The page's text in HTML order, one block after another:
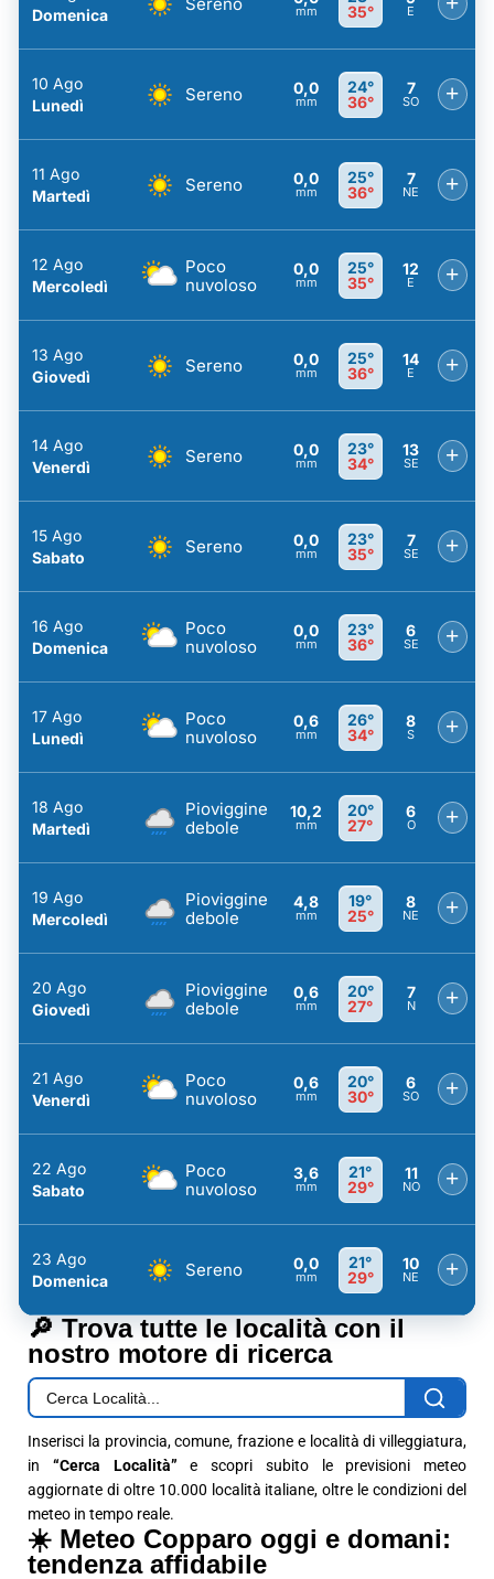
Domenica
Sereno mm
35°
E
10 Ago
Lunedì
Sereno 0,0
mm
24°
36°
7
SO +
11 Ago
Martedì
Sereno 0,0
mm
25°
36°
7
NE +
12 Ago
Mercoledì
Poco
nuvoloso
0,0
mm
25°
35°
12
E +
13 Ago
Giovedì
Sereno 0,0
mm
25°
36°
14
E +
14 Ago
Venerdì
Sereno 0,0
mm
23°
34°
13
SE +
15 Ago
Sabato
Sereno 0,0
mm
23°
35°
7
SE +
16 Ago
Domenica
Poco
nuvoloso
0,0
mm
23°
36°
6
SE +
17 Ago
Lunedì
Poco
nuvoloso
0,6
mm
26°
34°
8
S +
18 Ago
Martedì
Pioviggine
debole
10,2
mm
20°
27°
6
O +
19 Ago
Mercoledì
Pioviggine
debole
4,8
mm
19°
25°
8
NE +
20 Ago
Giovedì
Pioviggine
debole
0,6
mm
20°
27°
7
N +
21 Ago
Venerdì
Poco
nuvoloso
0,6
mm
20°
30°
6
SO +
22 Ago
Sabato
Poco
nuvoloso
3,6
mm
21°
29°
11
NO +
23 Ago
Domenica
Sereno 0,0
mm
21°
29°
10
NE +
🔎 Trova tutte le località con il
nostro motore di ricerca
Inserisci la provincia, comune, frazione e località di villeggiatura,
in “Cerca Località” e scopri subito le previsioni meteo
aggiornate di oltre 10.000 località italiane, oltre le condizioni del
meteo in tempo reale.
☀️ Meteo Copparo oggi e domani:
tendenza affidabile